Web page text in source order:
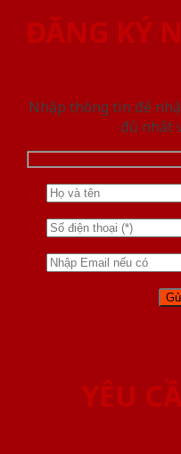
ĐĂNG KÝ
Nhập thông tin để
đủ nhất
YÊU